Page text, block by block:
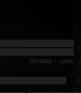
Registrati | Login